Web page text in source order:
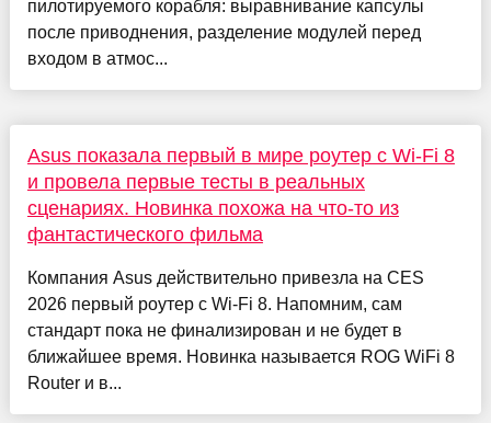
пилотируемого корабля: выравнивание капсулы
после приводнения, разделение модулей перед
входом в атмос...
Asus показала первый в мире роутер с Wi-Fi 8
и провела первые тесты в реальных
сценариях. Новинка похожа на что-то из
фантастического фильма
Компания Asus действительно привезла на CES
2026 первый роутер с Wi-Fi 8. Напомним, сам
стандарт пока не финализирован и не будет в
ближайшее время. Новинка называется ROG WiFi 8
Router и в...